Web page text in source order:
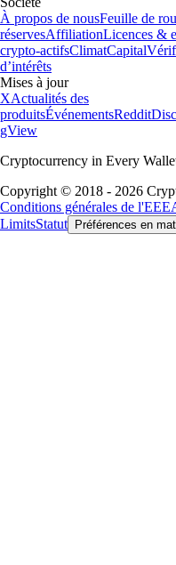
À propos de nousFeuille de
réservesAffiliationLicences &
crypto-actifsClimatCapital
d’intérêts
Mises à jour
XActualités des
produitsÉvénementsReddit
gView
Cryptocurrency in Every
Copyright © 2018 - 2026
Conditions générales de l'EEE
LimitsStatut Préférences en